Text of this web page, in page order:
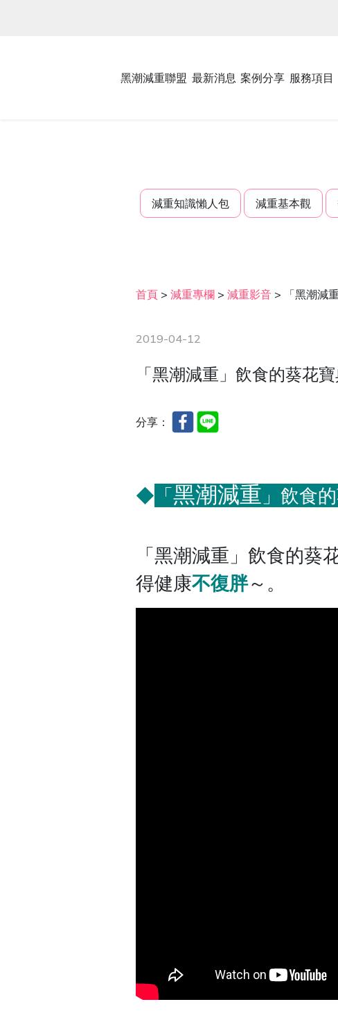
黑潮減重聯盟 最新消息 案例分享 服務項目
減重知識懶人包 減重基本觀
首頁 >減重專欄 >減重影音 > 「黑潮減
2019-04-12
「黑潮減重」飲食的葵花
分享：
◆ 「黑潮減重 」飲食
「黑潮減重 」飲食的葵
得健康不復胖～。